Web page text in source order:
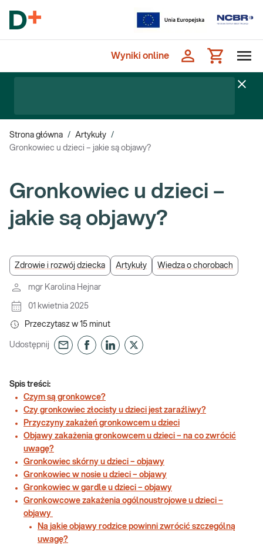
Wyniki online
Strona główna / Artykuły /
Gronkowiec u dzieci – jakie są objawy?
Gronkowiec u dzieci –
jakie są objawy?
Zdrowie i rozwój dziecka Artykuły Wiedza o chorobach
mgr Karolina Hejnar
01 kwietnia 2025
Przeczytasz w 15 minut
Udostępnij
Spis treści:
Czym są gronkowce?
Czy gronkowiec złocisty u dzieci jest zaraźliwy?
Przyczyny zakażeń gronkowcem u dzieci
Objawy zakażenia gronkowcem u dzieci – na co zwrócić
uwagę?
Gronkowiec skórny u dzieci – objawy
Gronkowiec w nosie u dzieci – objawy
Gronkowiec w gardle u dzieci – objawy
Gronkowcowe zakażenia ogólnoustrojowe u dzieci –
objawy
Na jakie objawy rodzice powinni zwrócić szczególną
uwagę?